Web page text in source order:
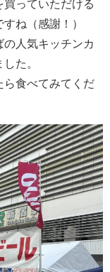
っていただける
ね（感謝！）
人気キッチンカ
た。
ら食べてみてくだ